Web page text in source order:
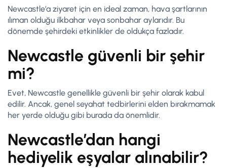
Newcastle’a ziyaret için en ideal zaman, hava şartlarının
ılıman olduğu ilkbahar veya sonbahar aylarıdır. Bu
dönemde şehirdeki etkinlikler de oldukça fazladır.
Newcastle güvenli bir şehir
mi?
Evet, Newcastle genellikle güvenli bir şehir olarak kabul
edilir. Ancak, genel seyahat tedbirlerini elden bırakmamak
her yerde olduğu gibi burada da önemlidir.
Newcastle’dan hangi
hediyelik eşyalar alınabilir?